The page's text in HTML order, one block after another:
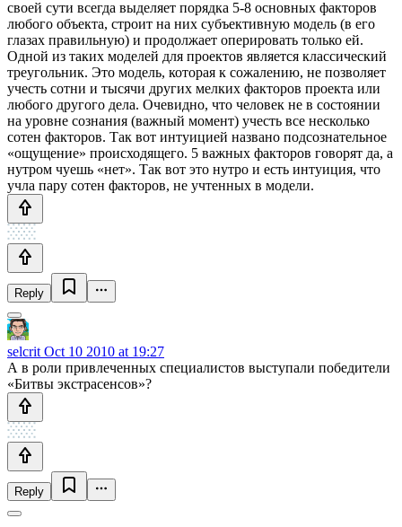
своей сути всегда выделяет порядка 5-8 основных факторов
любого объекта, строит на них субъективную модель (в его
глазах правильную) и продолжает оперировать только ей.
Одной из таких моделей для проектов является классический
треугольник. Это модель, которая к сожалению, не позволяет
учесть сотни и тысячи других мелких факторов проекта или
любого другого дела. Очевидно, что человек не в состоянии
на уровне сознания (важный момент) учесть все несколько
сотен факторов. Так вот интуицией названо подсознательное
«ощущение» происходящего. 5 важных факторов говорят да, а
нутром чуешь «нет». Так вот это нутро и есть интуиция, что
учла пару сотен факторов, не учтенных в модели.
Reply
selcrit Oct 10 2010 at 19:27
А в роли привлеченных специалистов выступали победители
«Битвы экстрасенсов»?
Reply